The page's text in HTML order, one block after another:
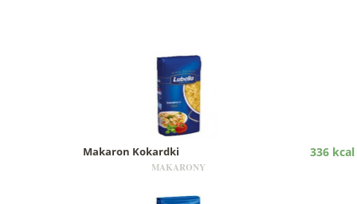
Makaron Kokardki 336 kcal
MAKARONY